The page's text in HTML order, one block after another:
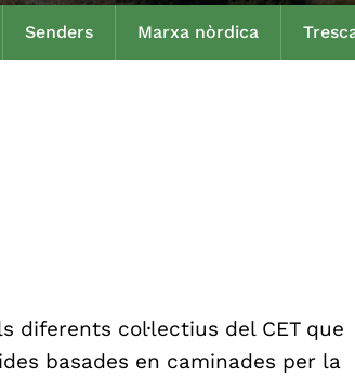
Senders Marxa nòrdica
diferents col·lectius del CET que
basades en caminades per la